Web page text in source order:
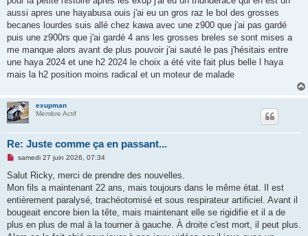
aussi apres une hayabusa ouis j'ai eu un gros raz le bol des grosses
becanes lourdes suis allé chez kawa avec une z900 que j'ai pas gardé
puis une z900rs que j'ai gardé 4 ans les grosses breles se sont mises a
me manque alors avant de plus pouvoir j'ai sauté le pas j'hésitais entre
une haya 2024 et une h2 2024 le choix a été vite fait plus belle l haya
mais la h2 position moins radical et un moteur de malade
exupman
Membre Actif
Re: Juste comme ça en passant...
M
s
a
g
n
o
samedi 27 juin 2026, 07:34
Salut Ricky, merci de prendre des nouvelles.
Mon fils a maintenant 22 ans, mais toujours dans le même état. Il est
entièrement paralysé, trachéotomisé et sous respirateur artificiel. Avant il
bougeait encore bien la tête, mais maintenant elle se rigidifie et il a de
plus en plus de mal à la tourner à gauche. À droite c'est mort, il peut plus.